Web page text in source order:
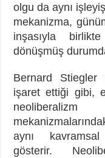
olgu da aynı
mekanizma,
inşasıyla
dönüşmüş
Bernard Stiegler
işaret ettiği gibi,
aynı
gösterir.